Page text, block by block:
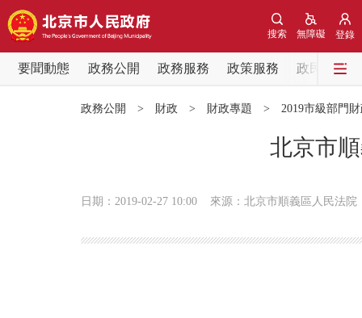
登錄
無障礙
搜索
要聞動態 政務公開 政務服務 政策服務
政民互動
政務公開 > 財政 > 財政專題 > 2019市級部門
北京市
日期：2019-02-27 10:00 來源：北京市順義區人民法院